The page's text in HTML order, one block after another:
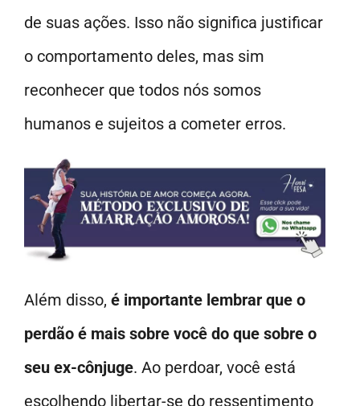
de suas ações. Isso não significa justificar
o comportamento deles, mas sim
reconhecer que todos nós somos
humanos e sujeitos a cometer erros.
Além disso, é importante lembrar que o
perdão é mais sobre você do que sobre o
seu ex-cônjuge. Ao perdoar, você está
escolhendo libertar-se do ressentimento